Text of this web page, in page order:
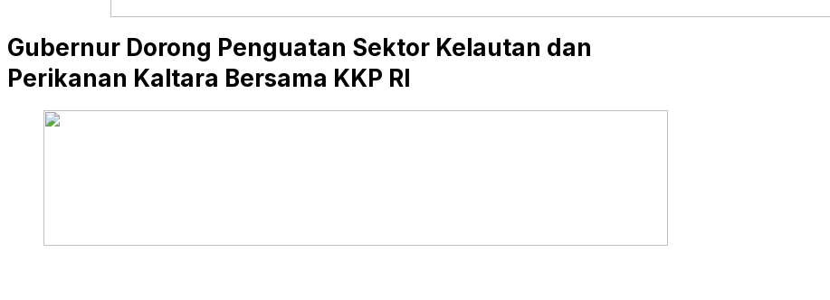
Gubernur Dorong Penguatan Sektor Kelautan dan
Perikanan Kaltara Bersama KKP RI